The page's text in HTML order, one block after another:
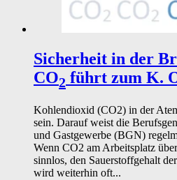
Sicherheit in der
CO2 führt zum K.
Kohlendioxid (CO2) in der
sein. Darauf weist die
und Gastgewerbe (BGN)
Wenn CO2 am Arbeitsplatz
sinnlos, den Sauerstoffgehalt
wird weiterhin oft...